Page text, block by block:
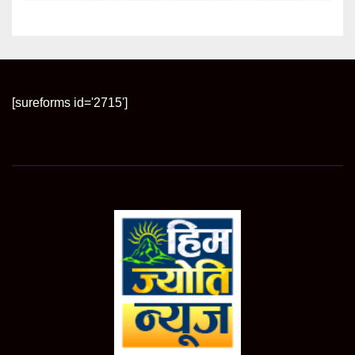
[sureforms id='2715']